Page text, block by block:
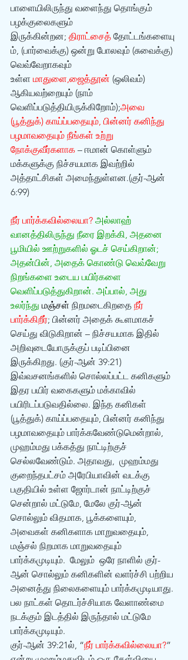
பாளையிலிருந்து வளைந்து தொங்கும்
பழக்குலைகளும்
இருக்கின்றன; திராட்சைத் தோட்டங்களையு
ம், (பார்வைக்கு) ஒன்று போலவும் (சுவைக்கு)
வெவ்வேறாகவும்
உள்ள மாதுளை,ஜைத்தூன் (ஒலிவம்)
ஆகியவற்றையும் (நாம்
வெளிப்படுத்தியிருக்கிறோம்);அவை
(பூத்துக்) காய்ப்பதையும், பின்னர் கனிந்து
பழமாவதையும் நீங்கள் உற்று
நோக்குவீர்களாக – ஈமான் கொள்ளும்
மக்களுக்கு நிச்சயமாக இவற்றில்
அத்தாட்சிகள் அமைந்துள்ளன.(குர்-ஆன்
6:99)
நீர் பார்க்கவில்லையா? அல்லாஹ்
வானத்திலிருந்து நீரை இறக்கி, அதனை
பூமியில் ஊற்றுகளில் ஓடச் செய்கிறான்;
அதன்பின், அதைக் கொண்டு வெவ்வேறு
நிறங்களை உடைய பயிர்களை
வெளிப்படுத்துகிறான். அப்பால், அது
உலர்ந்து மஞ்சள் நிறமடைகிறதை நீர்
பார்க்கிறீர்; பின்னர் அதைக் கூளமாகச்
செய்து விடுகிறான் – நிச்சயமாக இதில்
அறிவுடையோருக்குப் படிப்பினை
இருக்கிறது. (குர்-ஆன் 39:21)
இவ்வசனங்களில் சொல்லப்பட்ட கனிகளும்
இதர பயிர் வகைகளும் மக்காவில்
பயிரிடப்படுவதில்லை. இந்த கனிகள்
(பூத்துக்) காய்ப்பதையும், பின்னர் கனிந்து
பழமாவதையும் பார்க்கவேண்டுமென்றால்,
முஹம்மது பக்கத்து நாட்டிற்குச்
செல்லவேண்டும். அதாவது,  முஹம்மது
குறைந்தபட்சம் அரேபியாவின் வடக்கு
பகுதியில் உள்ள ஜோர்டான் நாட்டிற்குச்
சென்றால் மட்டுமே, மேலே குர்-ஆன்
சொல்லும் விதமாக, பூக்களையும்,
அவைகள் கனிகளாக மாறுவதையும்,
மஞ்சல் நிறமாக மாறுவதையும்
பார்க்கமுடியும்.  மேலும்  ஒரே நாளில் குர்-
ஆன் சொல்லும் கனிகளின் வளர்ச்சி பற்றிய
அனைத்து நிலைகளையும் பார்க்கமுடியாது.
பல நாட்கள் தொடர்ச்சியாக வேளாண்மை
நடக்கும் இடத்தில் இருந்தால் மட்டுமே
பார்க்கமுடியும்.
குர்-ஆன் 39:21ல், “நீர் பார்க்கவில்லையா?”